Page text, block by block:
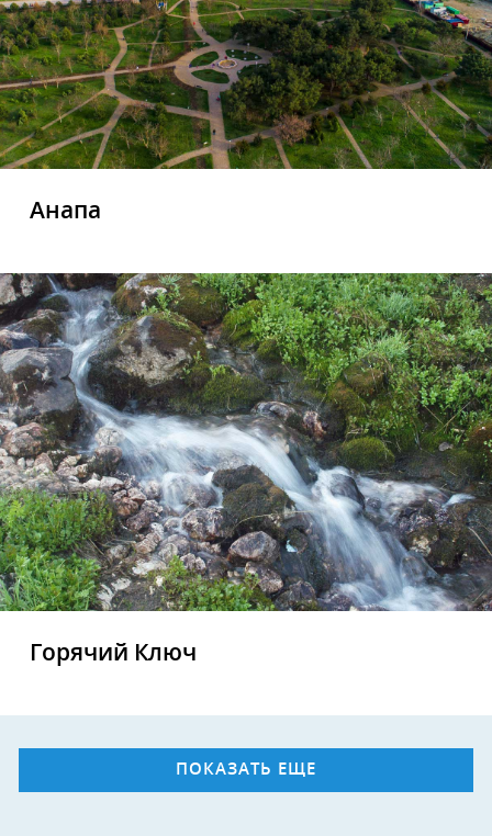
Анапа
Горячий Ключ
ПОКАЗАТЬ ЕЩЕ